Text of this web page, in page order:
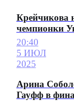
Крейчикова
чемпионки
20:40
5 ИЮЛ
2025
Арина
Гауфф в